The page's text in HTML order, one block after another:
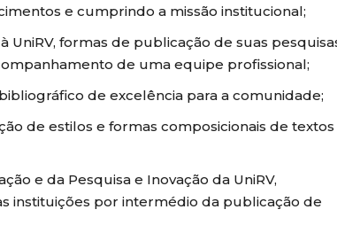
e cumprindo a missão institucional;
formas de publicação de suas
de uma equipe profissional;
de excelência para a comunidade;
de estilos e formas composicionais de textos
e da Pesquisa e Inovação da UniRV,
instituições por intermédio da publicação de